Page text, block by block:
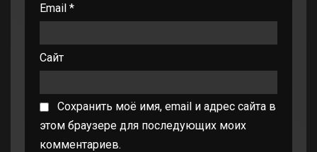
Email *
Сайт
Сохранить моё имя, email и адрес сайта в
этом браузере для последующих моих
комментариев.